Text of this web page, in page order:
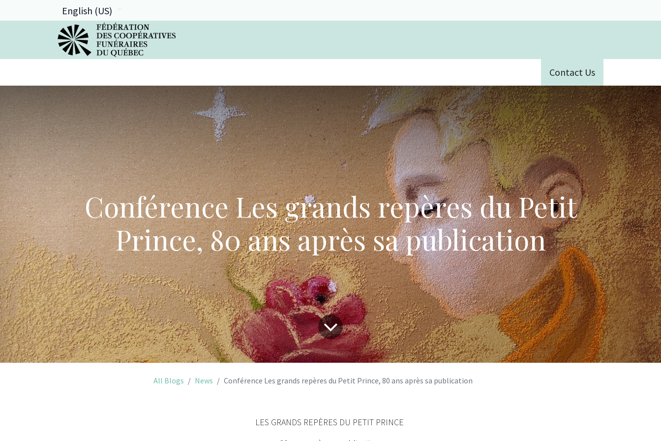
English (US)
Contact Us
Conférence Les grands repères du Petit
Prince, 80 ans après sa publication
All Blogs News Conférence Les grands repères du Petit Prince, 80 ans après sa publication
LES GRANDS REPÈRES DU PETIT PRINCE